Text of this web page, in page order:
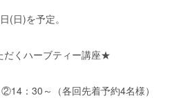
(日)を予定。
くハーブティー講座★︎
：30～（各回先着予約4名様）